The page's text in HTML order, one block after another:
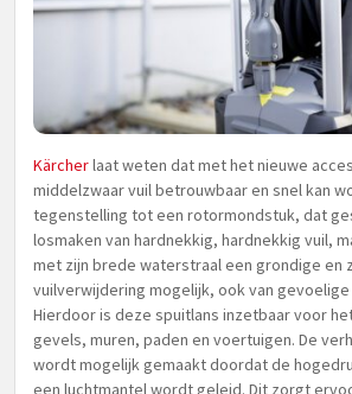
Kärcherlaat weten dat met het nieuwe
middelzwaar vuil betrouwbaar en snel kan
tegenstelling tot een rotormondstuk, dat
losmaken van hardnekkig, hardnekkig vuil,
met zijn brede waterstraal een grondige en
vuilverwijdering mogelijk, ook van
Hierdoor is deze spuitlans inzetbaar voor
gevels, muren, paden en voertuigen. De
wordt mogelijk gemaakt doordat de
een luchtmantel wordt geleid. Dit zorgt